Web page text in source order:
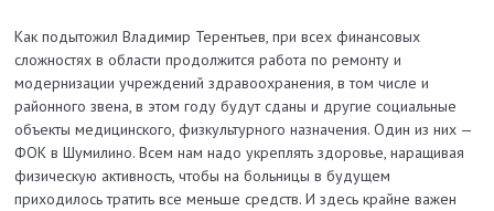
Как подытожил Владимир Терентьев, при всех финансовых
сложностях в области продолжится работа по ремонту и
модернизации учреждений здравоохранения, в том числе и
районного звена, в этом году будут сданы и другие социальные
объекты медицинского, физкультурного назначения. Один из них —
ФОК в Шумилино. Всем нам надо укреплять здоровье, наращивая
физическую активность, чтобы на больницы в будущем
приходилось тратить все меньше средств. И здесь крайне важен